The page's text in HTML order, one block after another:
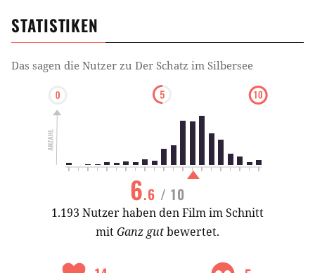
STATISTIKEN
Das sagen die Nutzer zu Der Schatz im Silbersee
6.6 / 10
1.193 Nutzer haben den Film im Schnitt
mitGanz gutbewertet.